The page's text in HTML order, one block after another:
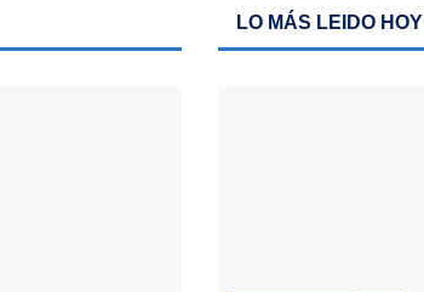
LO MÁS LEIDO HOY